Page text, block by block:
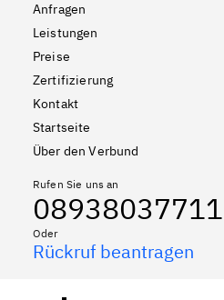
Anfragen
Leistungen
Preise
Zertifizierung
Kontakt
Startseite
Über den Verbund
Rufen Sie uns an
08938037711
Oder
Rückruf beantragen